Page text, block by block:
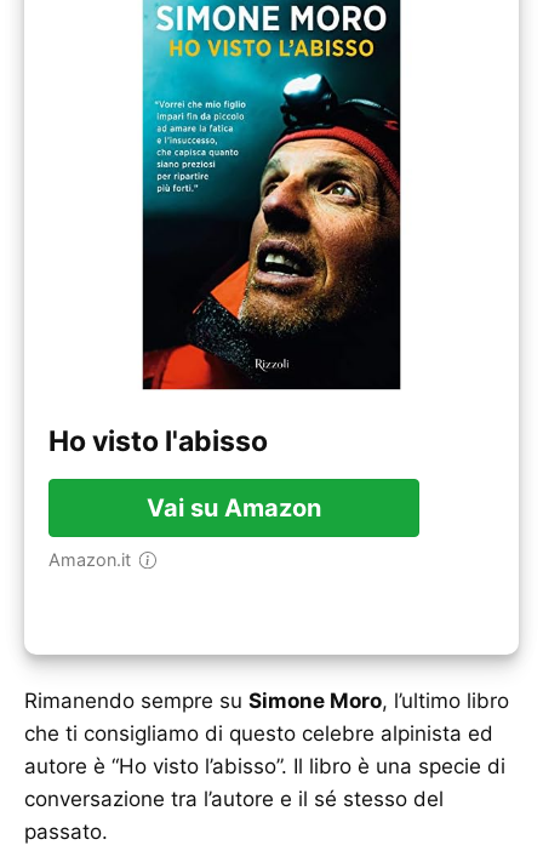
Ho visto l'abisso
Vai su Amazon
Amazon.it
Rimanendo sempre su Simone Moro, l’ultimo libro
che ti consigliamo di questo celebre alpinista ed
autore è “Ho visto l’abisso”. Il libro è una specie di
conversazione tra l’autore e il sé stesso del
passato.